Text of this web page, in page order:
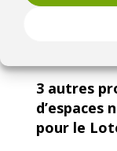
dans ce
3 autres
pour le